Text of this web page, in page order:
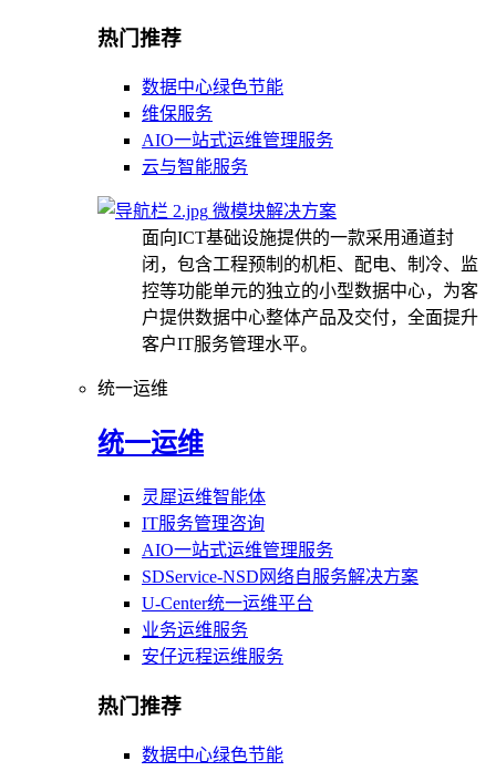
热门推荐
数据中心绿色节能
维保服务
AIO一站式运维管理服务
云与智能服务
微模块解决方案
面向ICT基础设施提供的一款采用通道封
闭，包含工程预制的机柜、配电、制冷、监
控等功能单元的独立的小型数据中心，为客
户提供数据中心整体产品及交付，全面提升
客户IT服务管理水平。
统一运维
统一运维
灵犀运维智能体
IT服务管理咨询
AIO一站式运维管理服务
SDService-NSD网络自服务解决方案
U-Center统一运维平台
业务运维服务
安仔远程运维服务
热门推荐
数据中心绿色节能